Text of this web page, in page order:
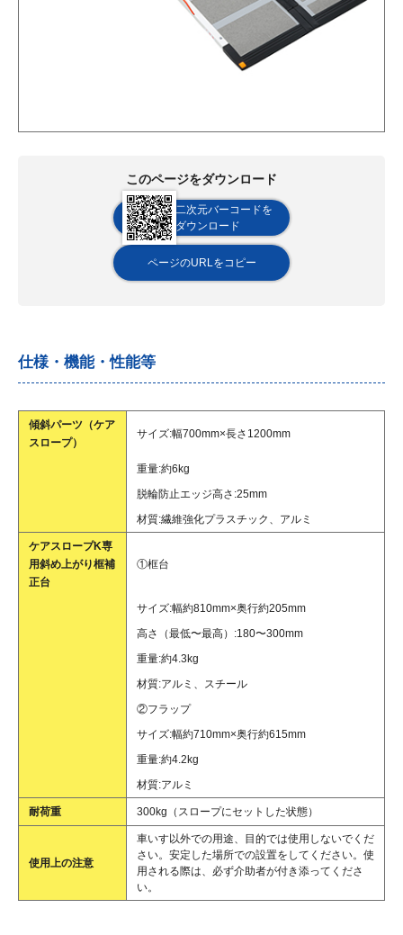
このページをダウンロード
二次元バーコードを
ダウンロード
ページのURLをコピー
仕様・機能・性能等
傾斜パーツ（ケア
スロープ）
サイズ:幅700mm×長さ1200mm
重量:約6kg
脱輪防止エッジ高さ:25mm
材質:繊維強化プラスチック、アルミ
ケアスロープK専
用斜め上がり框補
正台
①框台
サイズ:幅約810mm×奥行約205mm
高さ（最低〜最高）:180〜300mm
重量:約4.3kg
材質:アルミ、スチール
②フラップ
サイズ:幅約710mm×奥行約615mm
重量:約4.2kg
材質:アルミ
耐荷重 300kg（スロープにセットした状態）
使用上の注意
車いす以外での用途、目的では使用しないでくだ
さい。安定した場所での設置をしてください。使
用される際は、必ず介助者が付き添ってくださ
い。